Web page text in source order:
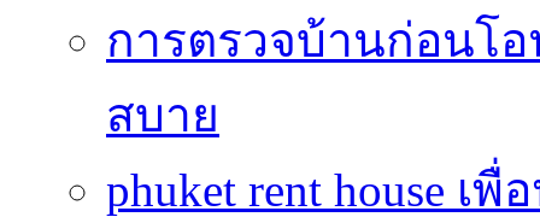
การตรวจบ้านก่อนโ
สบาย
phuket rent house